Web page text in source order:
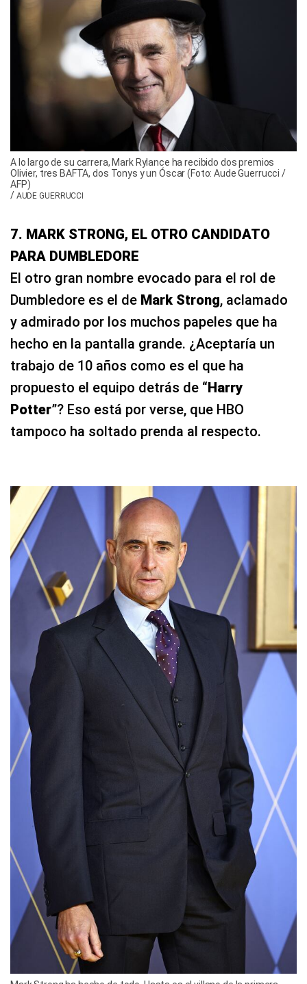
A lo largo de su carrera, Mark Rylance ha recibido dos premios
Olivier, tres BAFTA, dos Tonys y un Óscar (Foto: Aude Guerrucci /
AFP)
/ AUDE GUERRUCCI
7. MARK STRONG, EL OTRO CANDIDATO
PARA DUMBLEDORE
El otro gran nombre evocado para el rol de
Dumbledore es el de Mark Strong, aclamado
y admirado por los muchos papeles que ha
hecho en la pantalla grande. ¿Aceptaría un
trabajo de 10 años como es el que ha
propuesto el equipo detrás de “Harry
Potter”? Eso está por verse, que HBO
tampoco ha soltado prenda al respecto.